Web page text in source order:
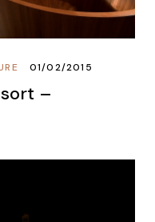
01/02/2015
–